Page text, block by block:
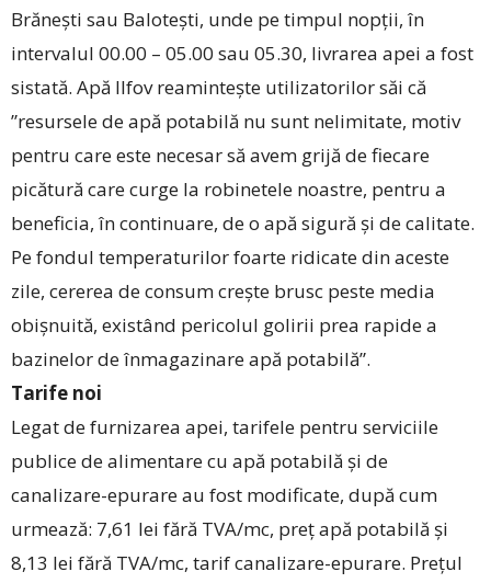
Brănești sau Balotești, unde pe timpul nopții, în
intervalul 00.00 – 05.00 sau 05.30, livrarea apei a fost
sistată. Apă Ilfov reamintește utilizatorilor săi că
”resursele de apă potabilă nu sunt nelimitate, motiv
pentru care este necesar să avem grijă de fiecare
picătură care curge la robinetele noastre, pentru a
beneficia, în continuare, de o apă sigură și de calitate.
Pe fondul temperaturilor foarte ridicate din aceste
zile, cererea de consum crește brusc peste media
obișnuită, existând pericolul golirii prea rapide a
bazinelor de înmagazinare apă potabilă”.
Tarife noi
Legat de furnizarea apei, tarifele pentru serviciile
publice de alimentare cu apă potabilă și de
canalizare-epurare au fost modificate, după cum
urmează: 7,61 lei fără TVA/mc, preț apă potabilă și
8,13 lei fără TVA/mc, tarif canalizare-epurare. Prețul